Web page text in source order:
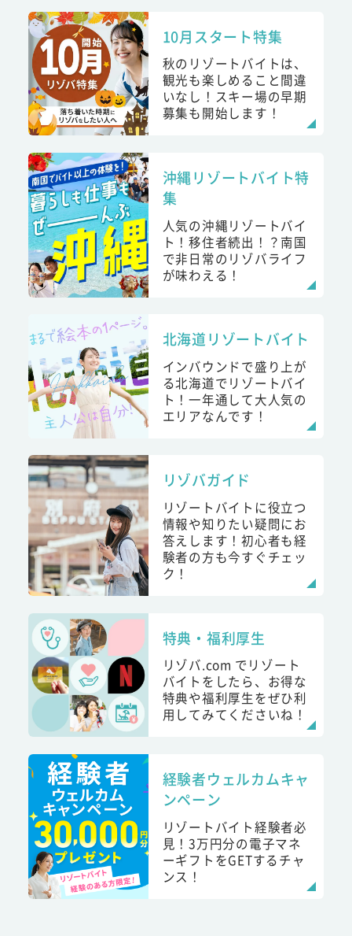
10月スタート特集
秋のリゾートバイトは、
観光も楽しめること間違
いなし！スキー場の早期
募集も開始します！
沖縄リゾートバイト特
集
人気の沖縄リゾートバイ
ト！移住者続出！？南国
で非日常のリゾバライフ
が味わえる！
北海道リゾートバイト
インバウンドで盛り上が
る北海道でリゾートバイ
ト！一年通して大人気の
エリアなんです！
リゾバガイド
リゾートバイトに役立つ
情報や知りたい疑問にお
答えします！初心者も経
験者の方も今すぐチェッ
ク！
特典・福利厚生
リゾバ.com でリゾート
バイトをしたら、お得な
特典や福利厚生をぜひ利
用してみてくださいね！
経験者ウェルカムキャ
ンペーン
リゾートバイト経験者必
見！3万円分の電子マネ
ーギフトをGETするチャ
ンス！